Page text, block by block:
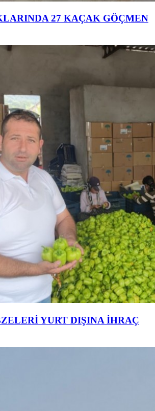
27 KAÇAK GÖÇMEN
YURT DIŞINA İHRAÇ